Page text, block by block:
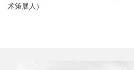
术策展人）